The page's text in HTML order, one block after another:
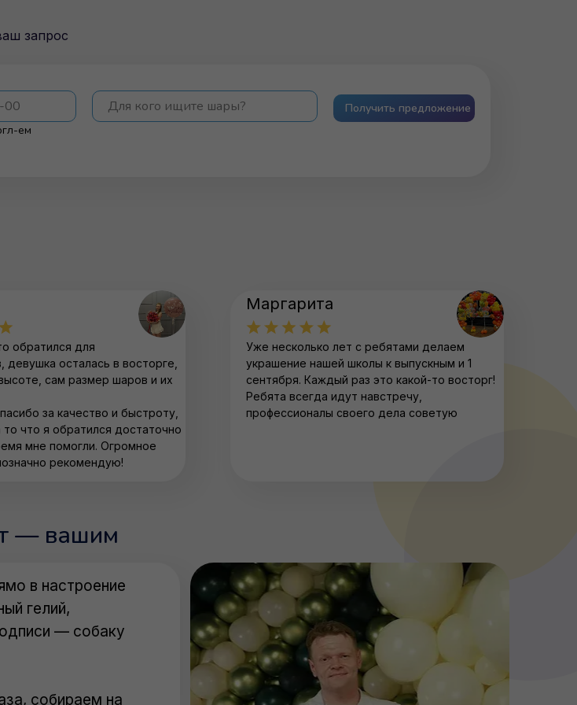
запрос
Для кого ищите шары?
ем
Получить предложение
Уже несколько лет с ребятами делаем
украшение нашей школы к выпускным и 1
сентября. Каждый раз это какой-то восторг!
Ребята всегда идут навстречу,
профессионалы своего дела советую
Маргарита
обратился для
девушка осталась в восторге,
сам размер шаров и их
за качество и быстроту,
то что я обратился достаточно
мне помогли. Огромное
рекомендую!
— вашим
в настроение
гелий,
— собаку
собираем на